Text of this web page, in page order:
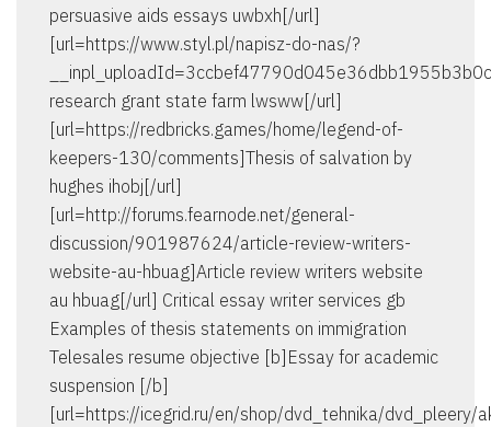
persuasive aids essays uwbxh[/url]
[url=https://www.styl.pl/napisz-do-nas/?
research grant state farm lwsww[/url]
[url=https://redbricks.games/home/legend-of-
keepers-130/comments]Thesis of salvation by
hughes ihobj[/url]
[url=http://forums.fearnode.net/general-
discussion/901987624/article-review-writers-
website-au-hbuag]Article review writers website
au hbuag[/url] Critical essay writer services gb
Examples of thesis statements on immigration
Telesales resume objective [b]Essay for academic
suspension [/b]
[url=https://icegrid.ru/en/shop/dvd_tehnika/dvd_pleery/